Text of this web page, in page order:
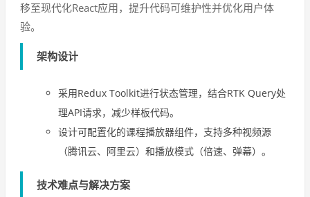
移至现代化React应用，提升代码可维护性并优化用户体
验。
架构设计
采用Redux Toolkit进行状态管理，结合RTK Query处
理API请求，减少样板代码。
设计可配置化的课程播放器组件，支持多种视频源
（腾讯云、阿里云）和播放模式（倍速、弹幕）。
技术难点与解决方案